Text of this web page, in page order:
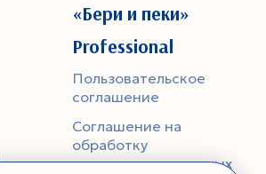
«Бери и пеки»
Professional
Пользовательское
соглашение
Соглашение на
обработку
персональных данных